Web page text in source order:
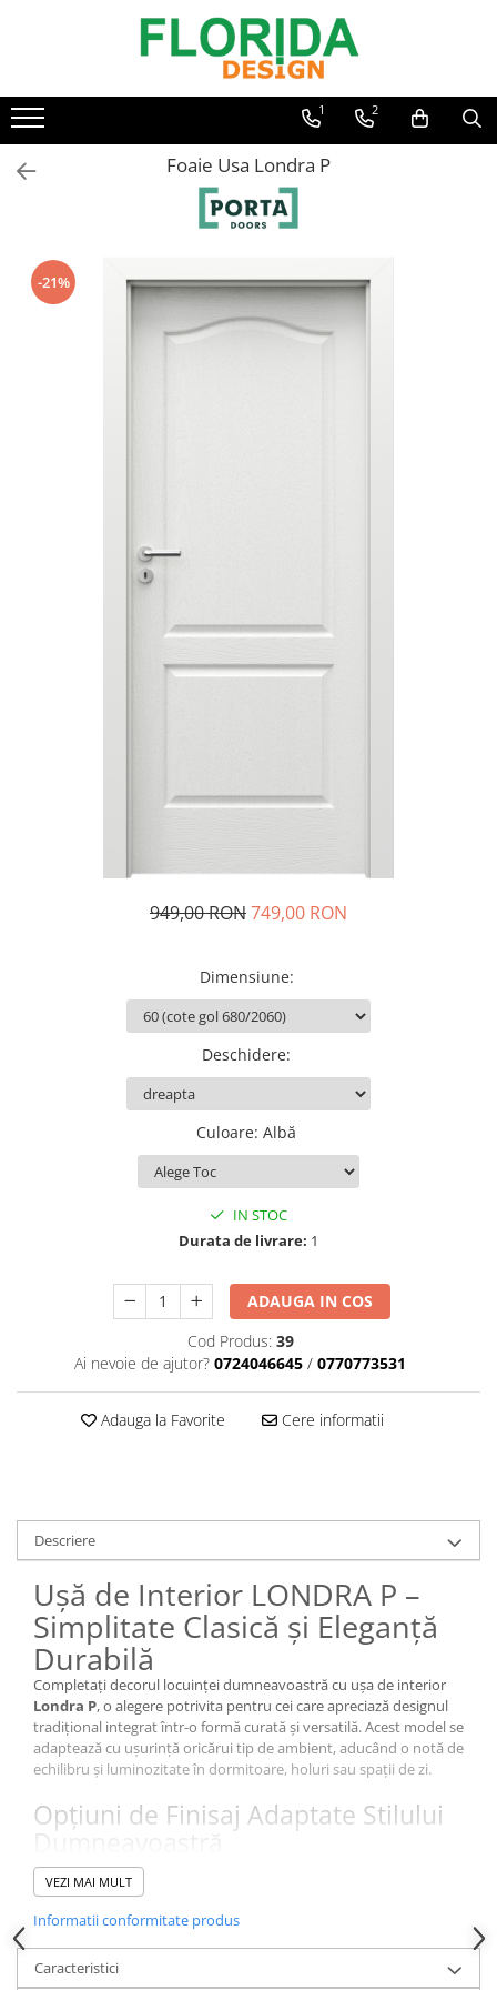
1 2
Foaie Usa Londra P
-21%
949,00 RON749,00 RON
Dimensiune:
Deschidere:
Culoare: Albă
IN STOC
Durata de livrare: 1
ADAUGA IN COS
Cod Produs: 39
Ai nevoie de ajutor? 0724046645 / 0770773531
Adauga la Favorite Cere informatii
Descriere
Ușă de Interior LONDRA P –
Simplitate Clasică și Eleganță
Durabilă
Completați decorul locuinței dumneavoastră cu ușa de interior
Londra P, o alegere potrivita pentru cei care apreciază designul
tradițional integrat într-o formă curată și versatilă. Acest model se
adaptează cu ușurință oricărui tip de ambient, aducând o notă de
echilibru și luminozitate în dormitoare, holuri sau spații de zi.
Opțiuni de Finisaj Adaptate Stilului
Dumneavoastră
Modelul Londra vă oferă posibilitatea de a alege textura perfectă
în funcție de preferințe și de buget:
tradițională, ideală pentru un plus de profunzime vizuală.
VEZI MAI MULT
Informatii conformitate produs
Caracteristici